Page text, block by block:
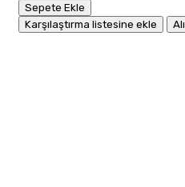
Sepete Ekle
Karşılaştırma listesine ekle